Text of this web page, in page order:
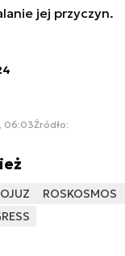
jej przyczyn.
06:03Źródło:
ROSKOSMOS